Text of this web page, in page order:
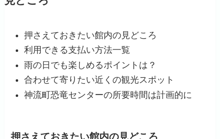
押さえておきたい館内の見どころ
利用できる支払い方法一覧
雨の日でも楽しめるポイントは？
合わせて寄りたい近くの観光スポット
神流町恐竜センターの所要時間は計画的に
押さえておきたい館内の見どころ